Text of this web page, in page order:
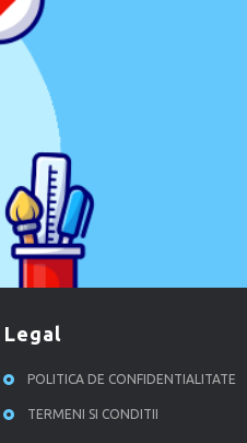
legal
POLITICA DE CONFIDENTIALITATE
TERMENI SI CONDITII